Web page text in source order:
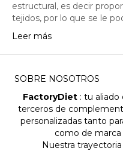
estructural, es decir
tejidos, por lo que se le
Leer más
SOBRE NOSOTROS
FactoryDiet : tu aliado
terceros de
personalizadas tanto
como de marca
Nuestra